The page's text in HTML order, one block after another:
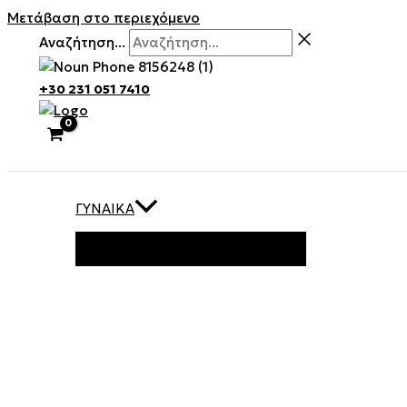
Μετάβαση στο περιεχόμενο
Αναζήτηση...
+30 231 051 7410
ΓΥΝΑΊΚΑ